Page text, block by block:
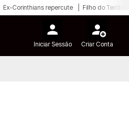
Ex-Corinthians repercute Filho do Terrão
Iniciar Sessão Criar Conta